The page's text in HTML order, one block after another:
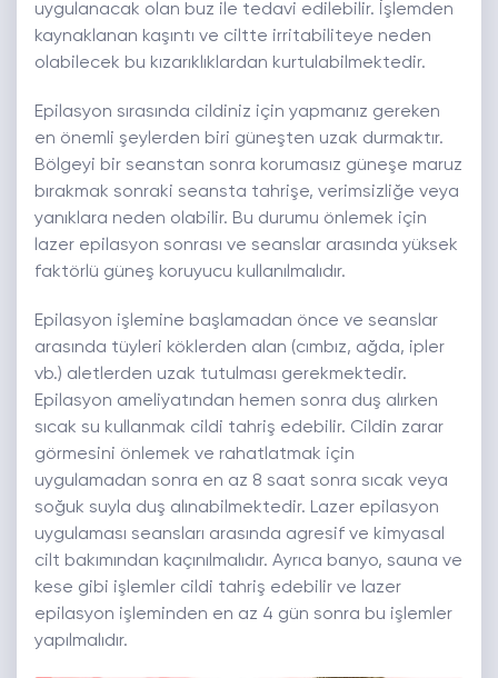
uygulanacak olan buz ile tedavi edilebilir. İşlemden
kaynaklanan kaşıntı ve ciltte irritabiliteye neden
olabilecek bu kızarıklıklardan kurtulabilmektedir.
Epilasyon sırasında cildiniz için yapmanız gereken
en önemli şeylerden biri güneşten uzak durmaktır.
Bölgeyi bir seanstan sonra korumasız güneşe maruz
bırakmak sonraki seansta tahrişe, verimsizliğe veya
yanıklara neden olabilir. Bu durumu önlemek için
lazer epilasyon sonrası ve seanslar arasında yüksek
faktörlü güneş koruyucu kullanılmalıdır.
Epilasyon işlemine başlamadan önce ve seanslar
arasında tüyleri köklerden alan (cımbız, ağda, ipler
vb.) aletlerden uzak tutulması gerekmektedir.
Epilasyon ameliyatından hemen sonra duş alırken
sıcak su kullanmak cildi tahriş edebilir. Cildin zarar
görmesini önlemek ve rahatlatmak için
uygulamadan sonra en az 8 saat sonra sıcak veya
soğuk suyla duş alınabilmektedir. Lazer epilasyon
uygulaması seansları arasında agresif ve kimyasal
cilt bakımından kaçınılmalıdır. Ayrıca banyo, sauna ve
kese gibi işlemler cildi tahriş edebilir ve lazer
epilasyon işleminden en az 4 gün sonra bu işlemler
yapılmalıdır.